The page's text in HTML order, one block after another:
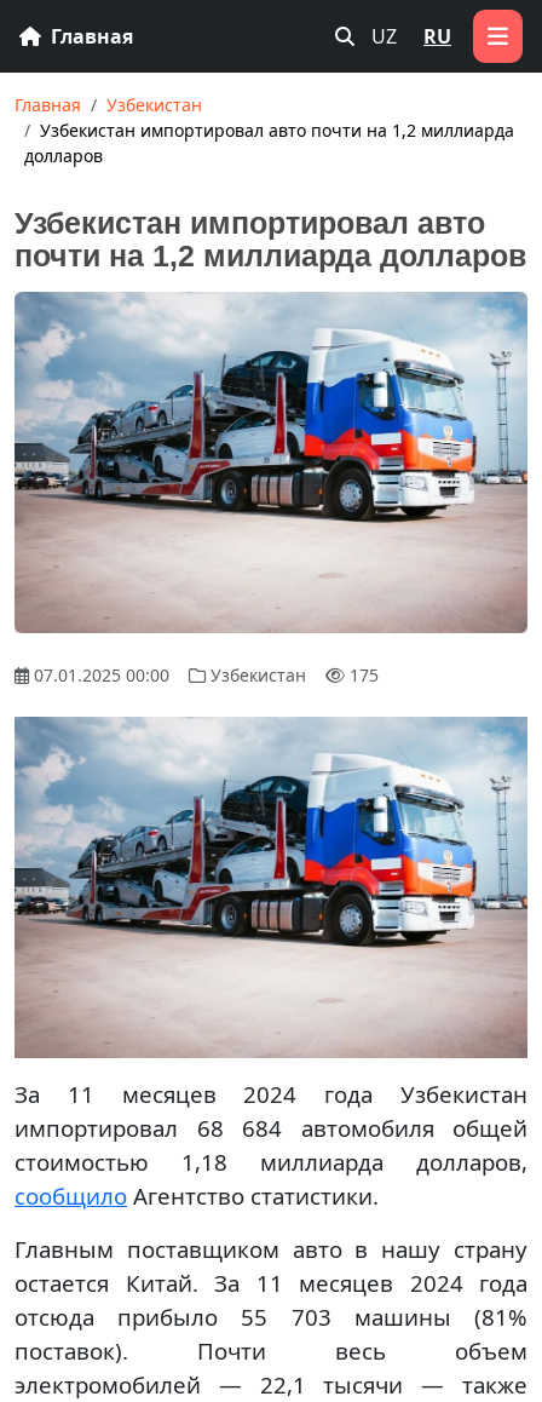
Главная UZ RU
Главная
Узбекистан
Узбекистан импортировал авто почти на 1,2 миллиарда
долларов
Узбекистан импортировал авто
почти на 1,2 миллиарда долларов
07.01.2025 00:00 Узбекистан 175
За 11 месяцев 2024 года Узбекистан
импортировал 68 684 автомобиля общей
стоимостью 1,18 миллиарда долларов,
сообщило Агентство статистики.
Главным поставщиком авто в нашу страну
остается Китай. За 11 месяцев 2024 года
отсюда прибыло 55 703 машины (81%
поставок). Почти весь объем
электромобилей — 22,1 тысячи — также